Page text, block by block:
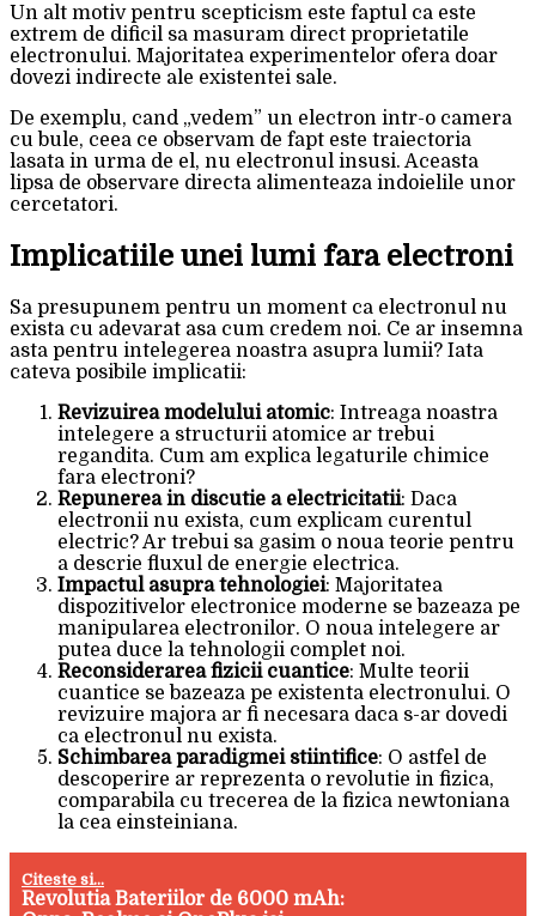
Un alt motiv pentru scepticism este faptul ca este
extrem de dificil sa masuram direct proprietatile
electronului. Majoritatea experimentelor ofera doar
dovezi indirecte ale existentei sale.
De exemplu, cand „vedem” un electron intr-o camera
cu bule, ceea ce observam de fapt este traiectoria
lasata in urma de el, nu electronul insusi. Aceasta
lipsa de observare directa alimenteaza indoielile unor
cercetatori.
Implicatiile unei lumi fara electroni
Sa presupunem pentru un moment ca electronul nu
exista cu adevarat asa cum credem noi. Ce ar insemna
asta pentru intelegerea noastra asupra lumii? Iata
cateva posibile implicatii:
Revizuirea modelului atomic: Intreaga noastra
intelegere a structurii atomice ar trebui
regandita. Cum am explica legaturile chimice
fara electroni?
Repunerea in discutie a electricitatii: Daca
electronii nu exista, cum explicam curentul
electric? Ar trebui sa gasim o noua teorie pentru
a descrie fluxul de energie electrica.
Impactul asupra tehnologiei: Majoritatea
dispozitivelor electronice moderne se bazeaza pe
manipularea electronilor. O noua intelegere ar
putea duce la tehnologii complet noi.
Reconsiderarea fizicii cuantice: Multe teorii
cuantice se bazeaza pe existenta electronului. O
revizuire majora ar fi necesara daca s-ar dovedi
ca electronul nu exista.
Schimbarea paradigmei stiintifice: O astfel de
descoperire ar reprezenta o revolutie in fizica,
comparabila cu trecerea de la fizica newtoniana
la cea einsteiniana.
Citeste si...
Revolutia Bateriilor de 6000 mAh: